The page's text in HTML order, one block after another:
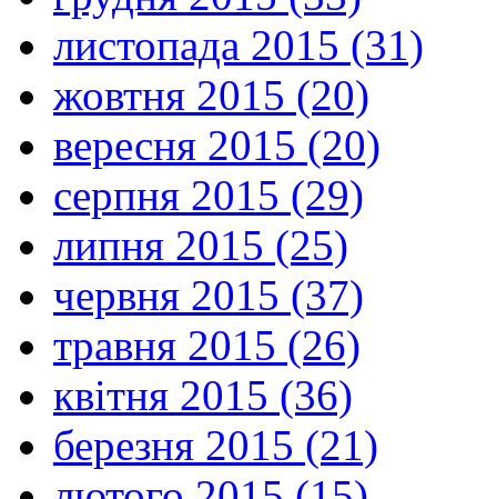
листопада 2015 (31)
жовтня 2015 (20)
вересня 2015 (20)
серпня 2015 (29)
липня 2015 (25)
червня 2015 (37)
травня 2015 (26)
квітня 2015 (36)
березня 2015 (21)